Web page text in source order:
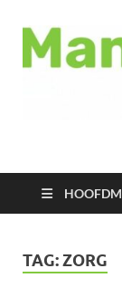
TAG:ZORG